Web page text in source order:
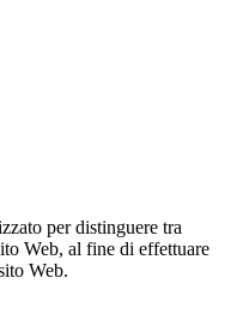
per distinguere tra
Web, al fine di effettuare
Web.